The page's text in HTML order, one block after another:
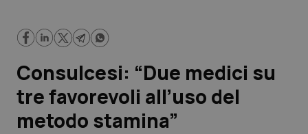
Governo e Parlamento
Regioni e Asl
Lavoro e Professioni
Consulcesi: “Due medici su
tre favorevoli all’uso del
metodo stamina”